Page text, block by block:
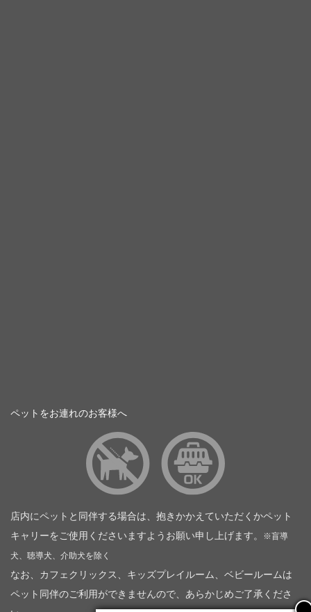
ペットをお連れのお客様へ
店内にペットと同伴する場合は、抱きかかえていただくかペット
キャリーをご使用くださいますようお願い申し上げます。
※盲導
犬、聴導犬、介助犬を除く
なお、カフェクリックス、キッズプレイルーム、ベビールームは
ペット同伴のご利用ができませんので、あらかじめご了承くださ